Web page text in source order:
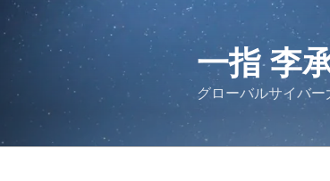
ン
一指 李
グローバルサイバ